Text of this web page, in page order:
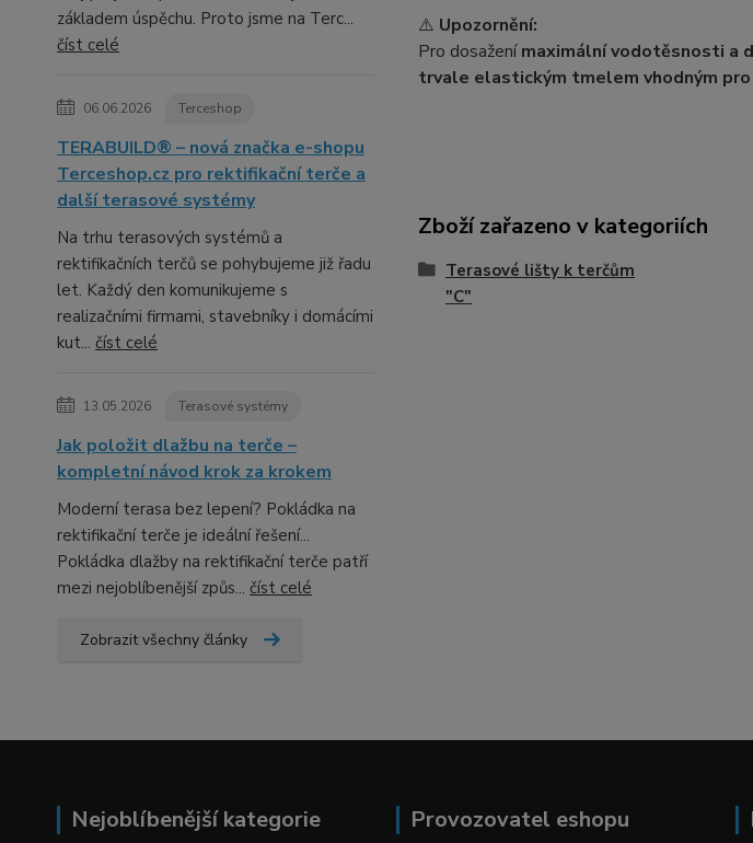
základem úspěchu. Proto jsme na Terc...
číst celé
06.06.2026 Terceshop
TERABUILD® – nová značka e-shopu
Terceshop.cz pro rektifikační terče a
další terasové systémy
Na trhu terasových systémů a
rektifikačních terčů se pohybujeme již řadu
let. Každý den komunikujeme s
realizačními firmami, stavebníky i domácími
kut... číst celé
13.05.2026 Terasové systémy
Jak položit dlažbu na terče –
kompletní návod krok za krokem
Moderní terasa bez lepení? Pokládka na
rektifikační terče je ideální řešení...
Pokládka dlažby na rektifikační terče patří
mezi nejoblíbenější způs... číst celé
Zobrazit všechny články
⚠️ Upozornění:
Pro dosaženímaximální vodotěsnosti a
trvale elastickým tmelem vhodným
Zboží zařazeno v kategoriích
Terasové lišty k terčům
"C"
Nejoblíbenější kategorie Provozovatel eshopu